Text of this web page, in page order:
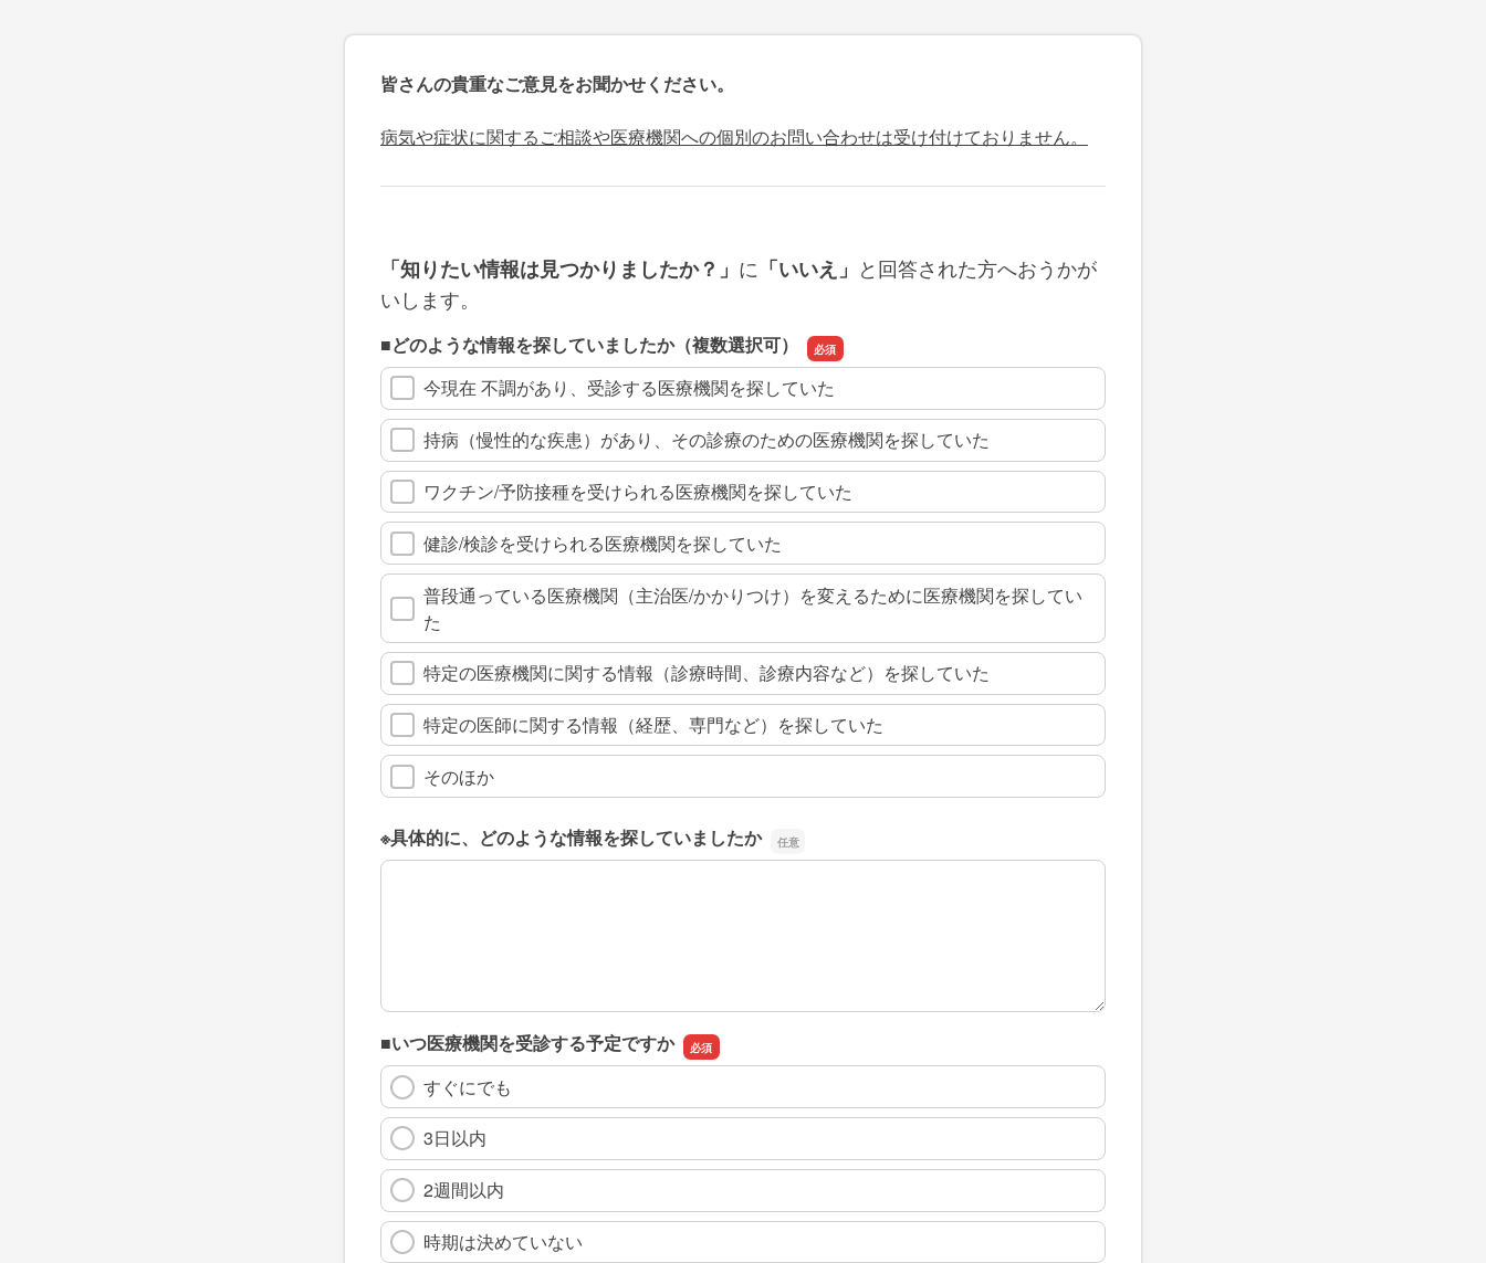
皆さんの貴重なご意見をお聞かせください。
病気や症状に関するご相談や医療機関への個別のお問い合わせは受け付けておりません。
「知りたい情報は見つかりましたか？」 に 「いいえ」 と回答された方へおうかが
いします。
■どのような情報を探していましたか（複数選択可）
今現在 不調があり、受診する医療機関を探していた
持病（慢性的な疾患）があり、その診療のための医療機関を探していた
ワクチン/予防接種を受けられる医療機関を探していた
健診/検診を受けられる医療機関を探していた
普段通っている医療機関（主治医/かかりつけ）を変えるために医療機関を探してい
た
特定の医療機関に関する情報（診療時間、診療内容など）を探していた
特定の医師に関する情報（経歴、専門など）を探していた
そのほか
※具体的に、どのような情報を探していましたか
※具体的に、どのような情報を探していましたか
■いつ医療機関を受診する予定ですか
すぐにでも
3日以内
2週間以内
時期は決めていない